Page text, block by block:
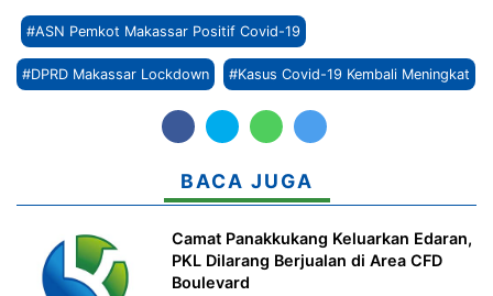
#ASN Pemkot Makassar Positif Covid-19
#DPRD Makassar Lockdown #Kasus Covid-19 Kembali Meningkat
BACA JUGA
Camat Panakkukang Keluarkan Edaran,
PKL Dilarang Berjualan di Area CFD
Boulevard